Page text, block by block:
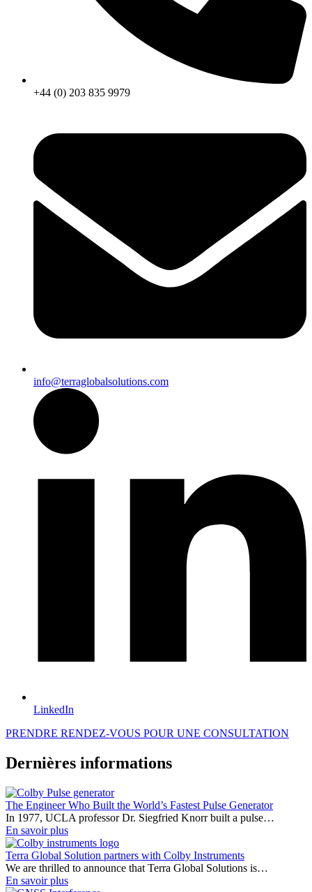
+44 (0) 203 835 9979
info@terraglobalsolutions.com
LinkedIn
PRENDRE RENDEZ-VOUS POUR UNE CONSULTATION
Dernières informations
The Engineer Who Built the World’s Fastest Pulse Generator
In 1977, UCLA professor Dr. Siegfried Knorr built a pulse…
En savoir plus
Terra Global Solution partners with Colby Instruments
We are thrilled to announce that Terra Global Solutions is…
En savoir plus